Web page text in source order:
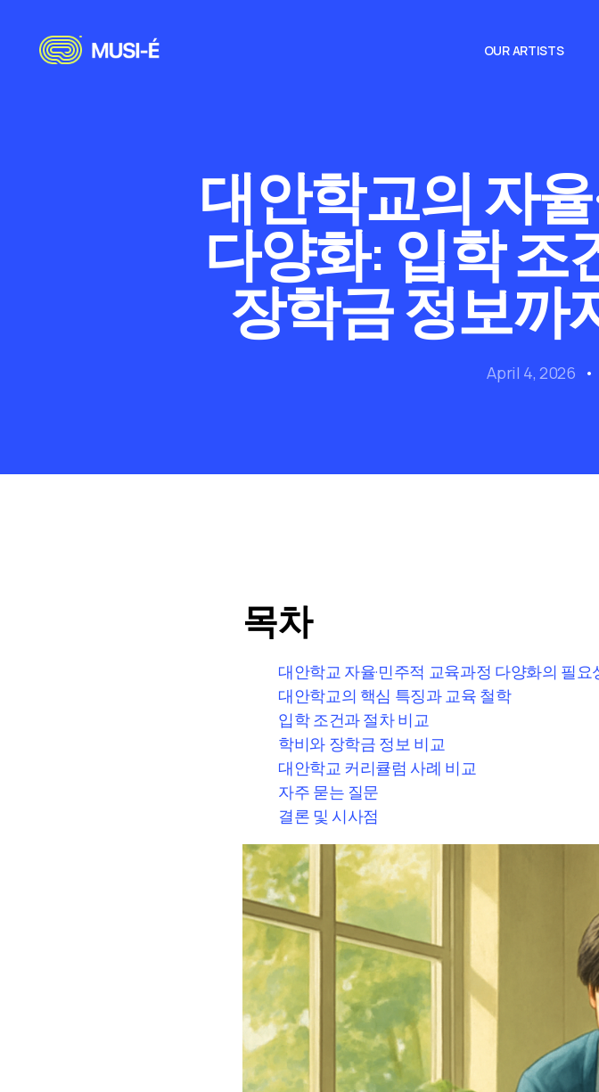
OUR ARTISTS
대안학교의 자
다양화: 입학 조
장학금 정보까
April 4, 2026
목차
대안학교 자율·민주적 교육과정 다양화의 필요
대안학교의 핵심 특징과 교육 철학
입학 조건과 절차 비교
학비와 장학금 정보 비교
대안학교 커리큘럼 사례 비교
자주 묻는 질문
결론 및 시사점